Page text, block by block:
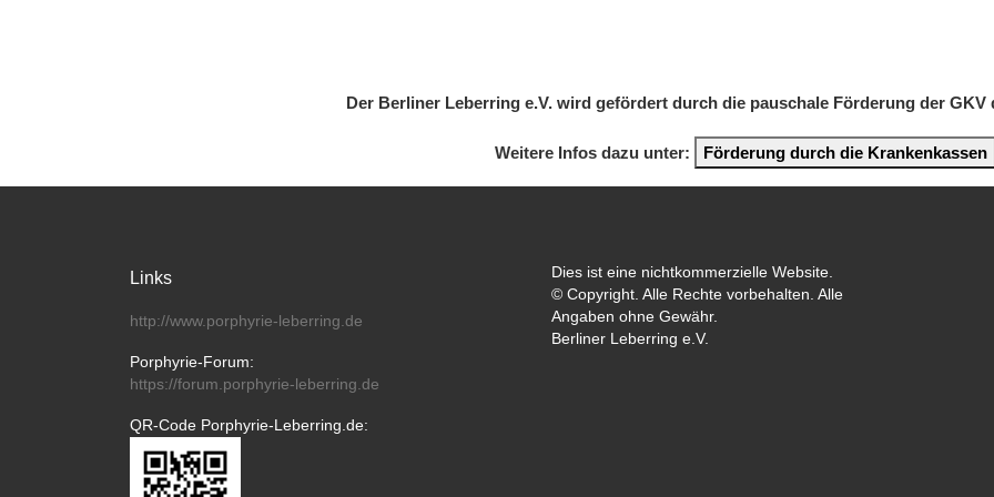
Der Berliner Leberring e.V. wird gefördert durch die pauschale Förderung der GKV
Weitere Infos dazu unter: Förderung durch die Krankenkassen
Links
http://www.porphyrie-leberring.de
Porphyrie-Forum:
https://forum.porphyrie-leberring.de
QR-Code Porphyrie-Leberring.de:
Dies ist eine nichtkommerzielle Website.
© Copyright. Alle Rechte vorbehalten. Alle
Angaben ohne Gewähr.
Berliner Leberring e.V.